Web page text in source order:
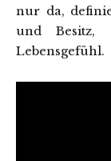
nur da,
und Besitz,
Lebensgefühl.